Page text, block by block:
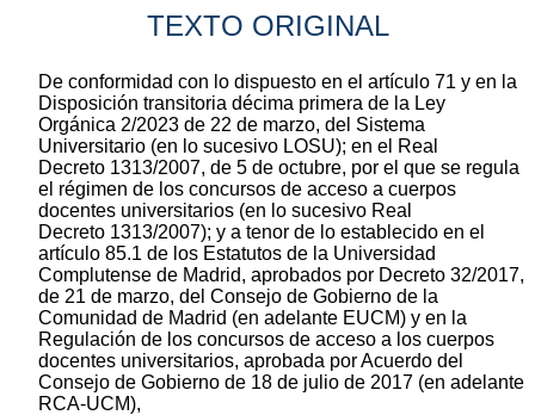
TEXTO ORIGINAL
De conformidad con lo dispuesto en el artículo 71 y en la
Disposición transitoria décima primera de la Ley
Orgánica 2/2023 de 22 de marzo, del Sistema
Universitario (en lo sucesivo LOSU); en el Real
Decreto 1313/2007, de 5 de octubre, por el que se regula
el régimen de los concursos de acceso a cuerpos
docentes universitarios (en lo sucesivo Real
Decreto 1313/2007); y a tenor de lo establecido en el
artículo 85.1 de los Estatutos de la Universidad
Complutense de Madrid, aprobados por Decreto 32/2017,
de 21 de marzo, del Consejo de Gobierno de la
Comunidad de Madrid (en adelante EUCM) y en la
Regulación de los concursos de acceso a los cuerpos
docentes universitarios, aprobada por Acuerdo del
Consejo de Gobierno de 18 de julio de 2017 (en adelante
RCA-UCM),